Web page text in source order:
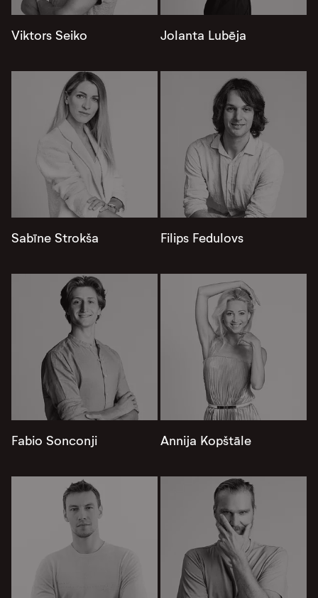
Viktors Seiko Jolanta Lubēja
Sabīne Strokša Filips Fedulovs
Fabio Sonconji Annija Kopštāle